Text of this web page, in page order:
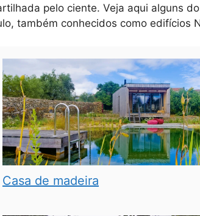
pelo ciente. Veja aqui alguns
também conhecidos como edifícios
Casa de madeira